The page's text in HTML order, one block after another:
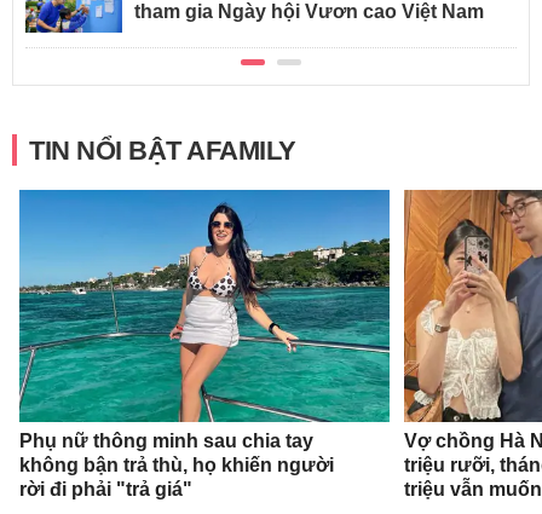
tham gia Ngày hội Vươn cao Việt Nam
TIN NỔI BẬT AFAMILY
Phụ nữ thông minh sau chia tay
không bận trả thù, họ khiến người
rời đi phải "trả giá"
Vợ chồng Hà
triệu rưỡi,
triệu vẫn